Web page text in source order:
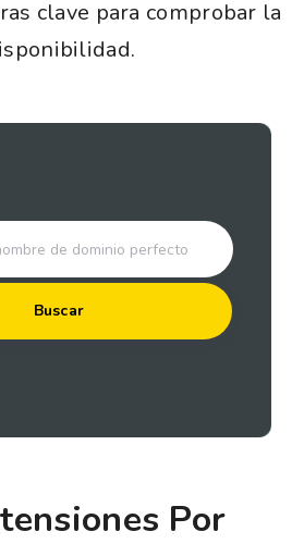
clave para comprobar la
Buscar
Por